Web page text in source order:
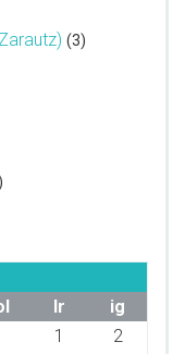
(3)
lr
ig
1
2